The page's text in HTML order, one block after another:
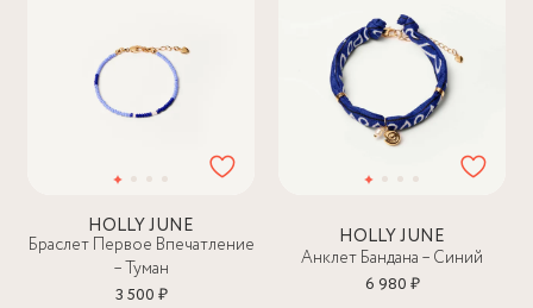
HOLLY JUNE
Браслет Первое Впечатление
– Туман
3 500 ₽
HOLLY JUNE
Анклет Бандана – Синий
6 980 ₽